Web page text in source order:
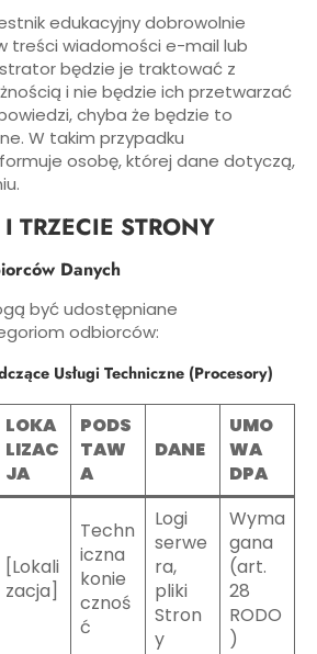
edukacyjny dobrowolnie
treści wiadomości e-mail lub
będzie je traktować z
i nie będzie ich przetwarzać
chyba że będzie to
W takim przypadku
osobę, której dane dotyczą,
TRZECIE STRONY
Danych
być udostępniane
odbiorców:
Usługi Techniczne (Procesory)
LOKA
LIZAC
JA
PODS
TAW
A
DANE
UMO
WA
DPA
[Lokali
zacja]
Techn
iczna
konie
cznoś
ć
Logi
serwe
ra,
pliki
Stron
y
Wyma
gana
(art.
28
RODO
)